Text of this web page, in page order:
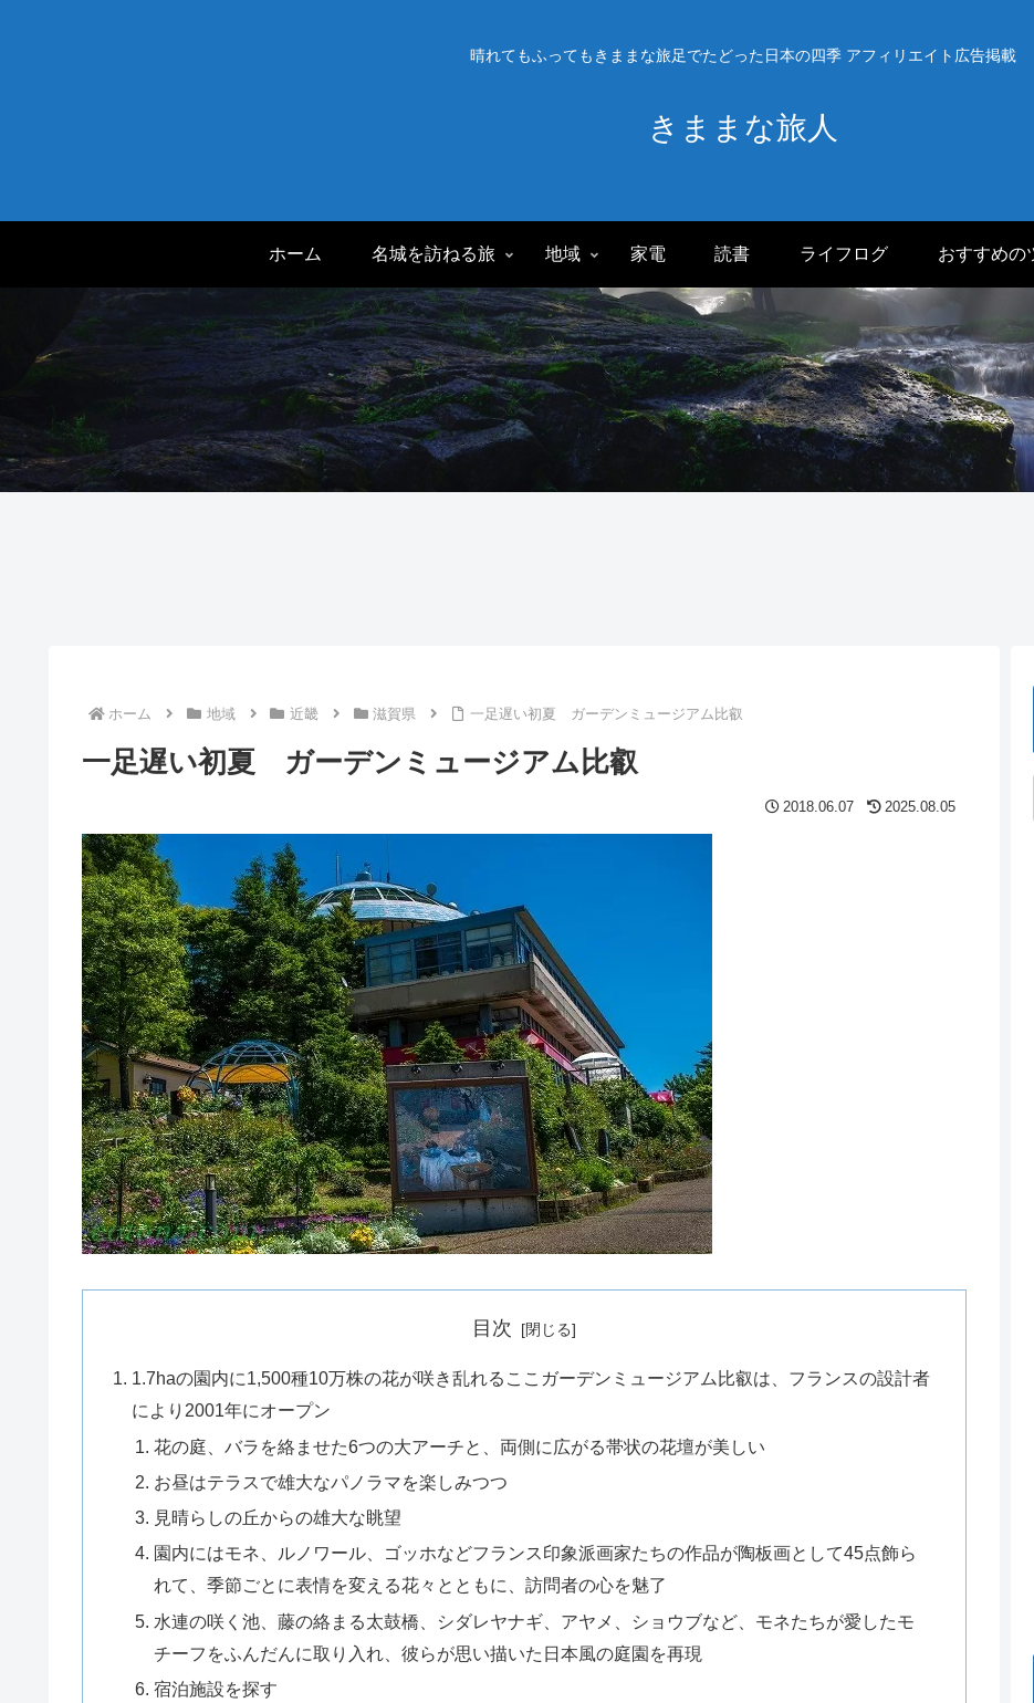
晴れてもふってもきままな旅足でたどった日本の四季 アフィリエイト広告掲載
きままな旅人
ホーム 名城を訪ねる旅 地域 家電 読書 ライフログ おすすめの
ホーム 地域 近畿 滋賀県 一足遅い初夏 ガーデンミュージアム比叡
一足遅い初夏 ガーデンミュージアム比叡
2018.06.07 2025.08.05
目次
1.7haの園内に1,500種10万株の花が咲き乱れるここガーデンミュージアム比叡は、フランスの設計者
により2001年にオープン
花の庭、バラを絡ませた6つの大アーチと、両側に広がる帯状の花壇が美しい
お昼はテラスで雄大なパノラマを楽しみつつ
見晴らしの丘からの雄大な眺望
園内にはモネ、ルノワール、ゴッホなどフランス印象派画家たちの作品が陶板画として45点飾ら
れて、季節ごとに表情を変える花々とともに、訪問者の心を魅了
水連の咲く池、藤の絡まる太鼓橋、シダレヤナギ、アヤメ、ショウブなど、モネたちが愛したモ
チーフをふんだんに取り入れ、彼らが思い描いた日本風の庭園を再現
宿泊施設を探す